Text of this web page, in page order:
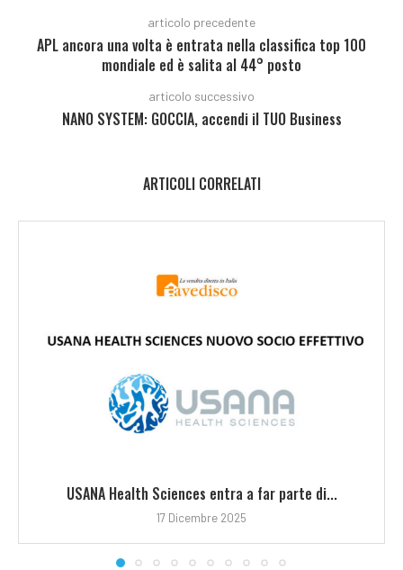
articolo precedente
APL ancora una volta è entrata nella classifica top 100
mondiale ed è salita al 44° posto
articolo successivo
NANO SYSTEM: GOCCIA, accendi il TUO Business
ARTICOLI CORRELATI
USANA Health Sciences entra a far parte di...
17 Dicembre 2025